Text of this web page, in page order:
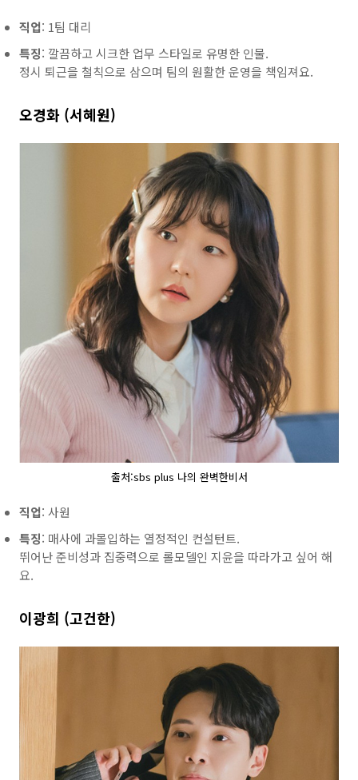
직업: 1팀 대리
특징: 깔끔하고 시크한 업무 스타일로 유명한 인물.
정시 퇴근을 철칙으로 삼으며 팀의 원활한 운영을 책임져요.
오경화 (서혜원)
출처:sbs plus 나의 완벽한비서
직업: 사원
특징: 매사에 과몰입하는 열정적인 컨설턴트.
뛰어난 준비성과 집중력으로 롤모델인 지윤을 따라가고 싶어 해
요.
이광희 (고건한)